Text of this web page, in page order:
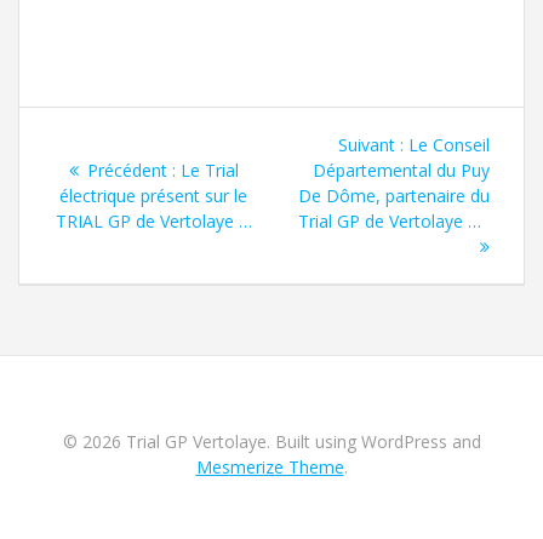
Précédent : Le Trial
électrique présent sur le
TRIAL GP de Vertolaye …
Suivant : Le Conseil
Départemental du Puy
De Dôme, partenaire du
Trial GP de Vertolaye …
© 2026 Trial GP Vertolaye. Built using WordPress and
Mesmerize Theme.